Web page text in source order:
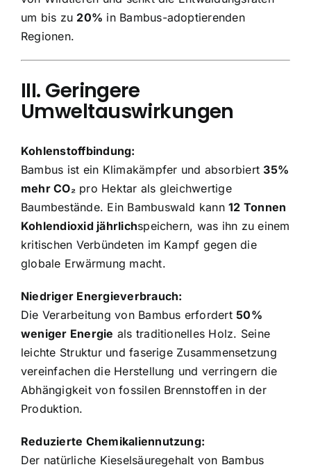
um bis zu 20% in Bambus-adoptierenden
Regionen.
III. Geringere
Umweltauswirkungen
Kohlenstoffbindung:
Bambus ist ein Klimakämpfer und absorbiert35%
mehr CO₂pro Hektar als gleichwertige
Baumbestände. Ein Bambuswald kann12 Tonnen
Kohlendioxid jährlichspeichern, was ihn zu einem
kritischen Verbündeten im Kampf gegen die
globale Erwärmung macht.
Niedriger Energieverbrauch:
Die Verarbeitung von Bambus erfordert50%
weniger Energie als traditionelles Holz. Seine
leichte Struktur und faserige Zusammensetzung
vereinfachen die Herstellung und verringern die
Abhängigkeit von fossilen Brennstoffen in der
Produktion.
Reduzierte Chemikaliennutzung:
Der natürliche Kieselsäuregehalt von Bambus